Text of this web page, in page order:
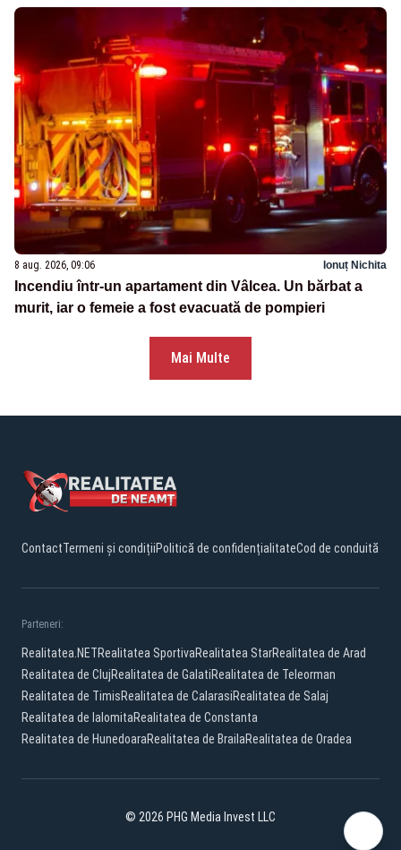
8 aug. 2026, 09:06 Ionuț Nichita
Incendiu într-un apartament din Vâlcea. Un bărbat a
murit, iar o femeie a fost evacuată de pompieri
Mai Multe
ContactTermeni și condițiiPolitică de confidențialitateCod de conduită
Parteneri:
Realitatea.NETRealitatea SportivaRealitatea StarRealitatea de Arad
Realitatea de ClujRealitatea de GalatiRealitatea de Teleorman
Realitatea de TimisRealitatea de CalarasiRealitatea de Salaj
Realitatea de IalomitaRealitatea de Constanta
Realitatea de HunedoaraRealitatea de BrailaRealitatea de Oradea
© 2026 PHG Media Invest LLC